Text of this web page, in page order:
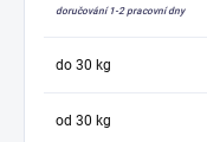
doručování 1-2 pracovní dny
do 30 kg
od 30 kg